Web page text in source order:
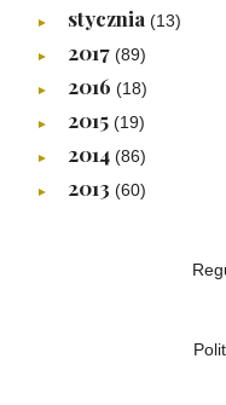
► stycznia (13)
► 2017 (89)
► 2016 (18)
► 2015 (19)
► 2014 (86)
► 2013 (60)